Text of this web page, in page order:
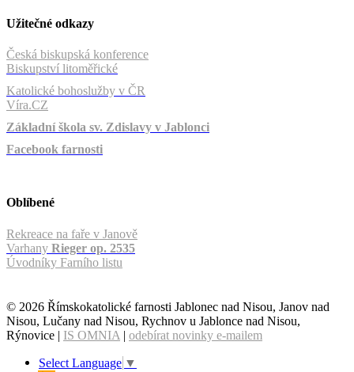
Užitečné odkazy
Česká biskupská konference
Biskupství litoměřické
Katolické bohoslužby v ČR
Víra.CZ
Základní škola sv. Zdislavy v Jablonci
Facebook farnosti
Oblíbené
Rekreace na faře v Janově
Varhany Rieger op. 2535
Úvodníky Farního listu
© 2026 Římskokatolické farnosti Jablonec nad Nisou, Janov nad
Nisou, Lučany nad Nisou, Rychnov u Jablonce nad Nisou,
Rýnovice | IS OMNIA | odebírat novinky e-mailem
Select Language ▼